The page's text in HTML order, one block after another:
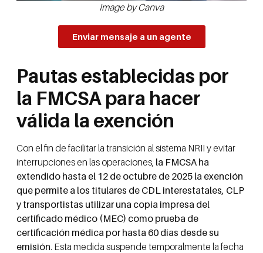
Image by Canva
Enviar mensaje a un agente
Pautas establecidas por
la FMCSA para hacer
válida la exención
Con el fin de facilitar la transición al sistema NRII y evitar
interrupciones en las operaciones, la FMCSA ha
extendido hasta el 12 de octubre de 2025 la exención
que permite a los titulares de CDL interestatales, CLP
y transportistas utilizar una copia impresa del
certificado médico (MEC) como prueba de
certificación médica por hasta 60 días desde su
emisión. Esta medida suspende temporalmente la fecha